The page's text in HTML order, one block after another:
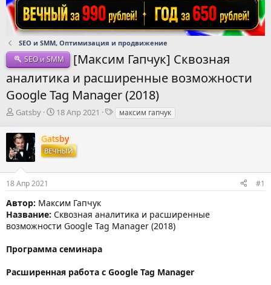
SEO и SMM, Оптимизация и продвижение
SEO и SMM
[Максим Гапчук] Сквозная
аналитика и расширенные возможности
Google Tag Manager (2018)
А
т
о
р
м
ы
Gatsby
Д
т
а
н
а
л
а
18 Апр 2021
Тмаксим гапчук
Gatsby
ВЕЧНЫЙ
18 Апр 2021 #1
Автор: Максим Гапчук
Название: Сквозная аналитика и расширенные
возможности Google Tag Manager (2018)
Программа семинара
Расширенная работа с Google Tag Manager